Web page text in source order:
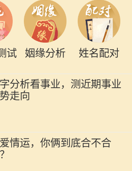
试 姻缘分析 姓名配对
分析看事业，测近期事业
走向
情运，你俩到底合不合